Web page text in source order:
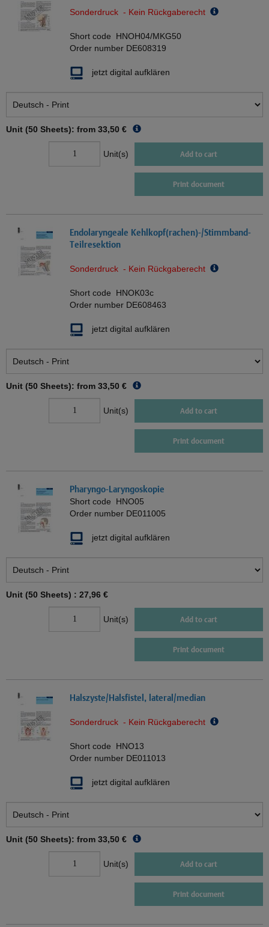
Sonderdruck - Kein Rückgaberecht
Short code HNOH04/MKG50
Order number DE608319
jetzt digital aufklären
Unit (50 Sheets): from 33,50 €
Unit(s) Add to cart
Print document
Endolaryngeale Kehlkopf(rachen)-/Stimmband-
Teilresektion
Sonderdruck - Kein Rückgaberecht
Short code HNOK03c
Order number DE608463
jetzt digital aufklären
Unit (50 Sheets): from 33,50 €
Unit(s) Add to cart
Print document
Pharyngo-Laryngoskopie
Short code HNO05
Order number DE011005
jetzt digital aufklären
Unit (50 Sheets) : 27,96 €
Unit(s) Add to cart
Print document
Halszyste/Halsfistel, lateral/median
Sonderdruck - Kein Rückgaberecht
Short code HNO13
Order number DE011013
jetzt digital aufklären
Unit (50 Sheets): from 33,50 €
Unit(s) Add to cart
Print document